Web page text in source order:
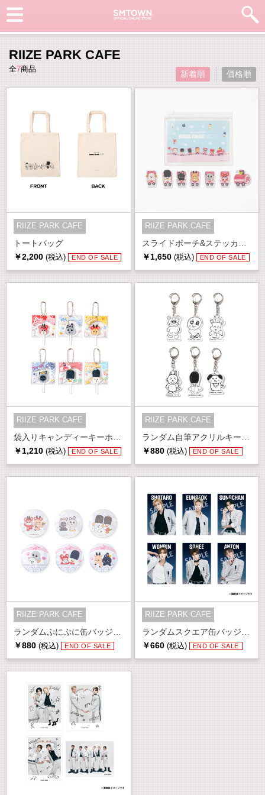
RIIZE PARK CAFE
全7商品 新着順 価格順
トートバッグ
RIIZE PARK CAFE
￥2,200 (税込) END OF SALE
RIIZE PARK CAFE
￥1,650 (税込) END OF SALE
RIIZE PARK CAFE
￥1,210 (税込) END OF SALE
RIIZE PARK CAFE
￥880 (税込) END OF SALE
RIIZE PARK CAFE
￥880 (税込) END OF SALE
RIIZE PARK CAFE
￥660 (税込) END OF SALE